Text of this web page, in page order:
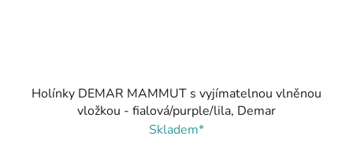
Holínky DEMAR MAMMUT s vyjímatelnou vlněnou
vložkou - fialová/purple/lila, Demar
Skladem*